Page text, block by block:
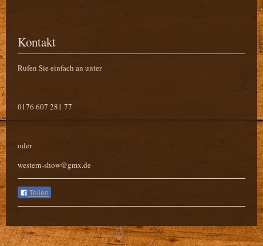
Kontakt
Rufen Sie einfach an unter
0176 607 281 77
oder
western-show@gmx.de
Teilen